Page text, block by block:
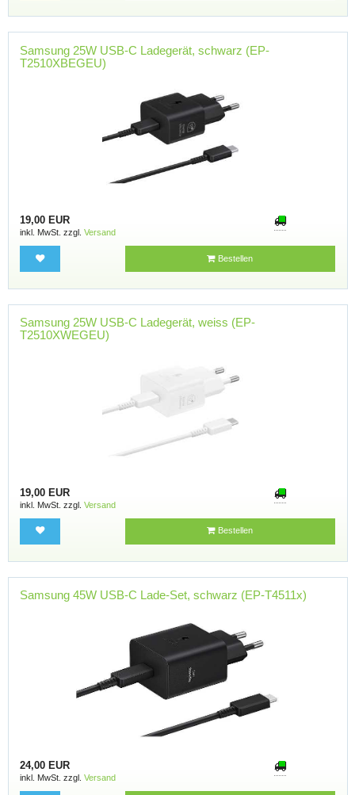
Samsung 25W USB-C Ladegerät, schwarz (EP-
T2510XBEGEU)
19,00 EUR
inkl. MwSt. zzgl. Versand
Bestellen
Samsung 25W USB-C Ladegerät, weiss (EP-
T2510XWEGEU)
19,00 EUR
inkl. MwSt. zzgl. Versand
Bestellen
Samsung 45W USB-C Lade-Set, schwarz (EP-T4511x)
24,00 EUR
inkl. MwSt. zzgl. Versand